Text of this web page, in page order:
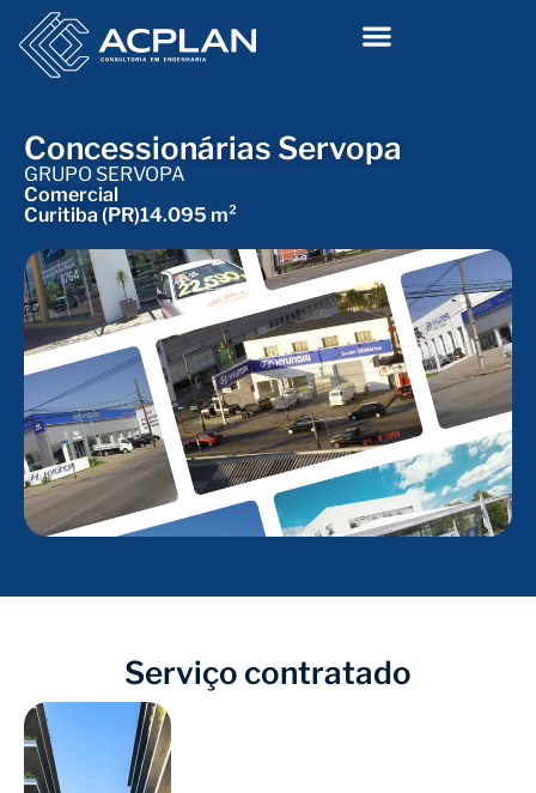
Concessionárias Servopa
GRUPO SERVOPA
Comercial
Curitiba (PR)14.095 m²
Serviço contratado